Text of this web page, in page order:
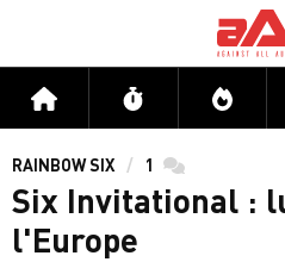
Accueil Flux Directs
RAINBOW SIX 1 commentaires
Six Invitational :
l'Europe